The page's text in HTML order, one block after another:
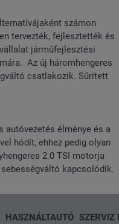
számon
tervezték, fejlesztették és
járműfejlesztési
Az új háromhengeres
csatlakozik. Sűrített
autóvezetés élménye és a
hódít, ehhez pedig olyan
2.0 TSI motorja
kapcsolódik.
HASZNÁLTAUTÓ SZERVIZ